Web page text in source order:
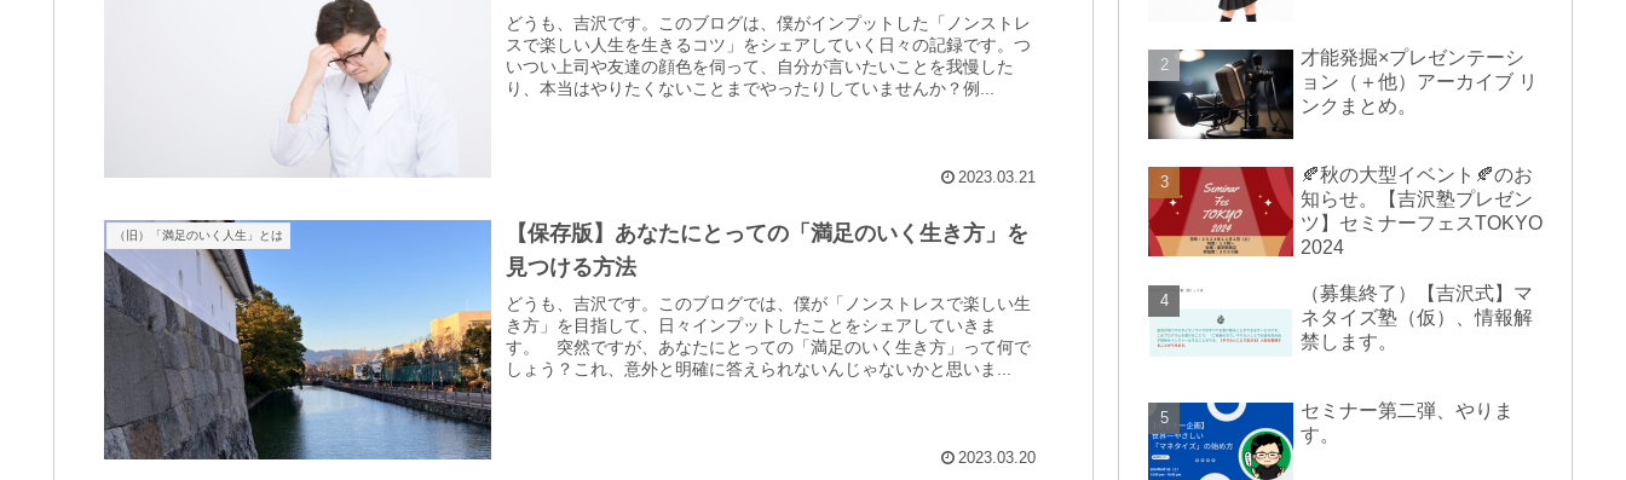
どうも、吉沢です。このブログは、僕がインプットした「ノンストレ
スで楽しい人生を生きるコツ」をシェアしていく日々の記録です。つ
いつい上司や友達の顔色を伺って、自分が言いたいことを我慢した
り、本当はやりたくないことまでやったりしていませんか？例...
2023.03.21
（旧）「満足のいく人生」とは
【保存版】あなたにとっての「満足のいく生き方」を
見つける方法
どうも、吉沢です。このブログでは、僕が「ノンストレスで楽しい生
き方」を目指して、日々インプットしたことをシェアしていきま
す。 突然ですが、あなたにとっての「満足のいく生き方」って何で
しょう？これ、意外と明確に答えられないんじゃないかと思いま...
2023.03.20
才能発掘×プレゼンテーシ
ョン（＋他）アーカイブ リ
ンクまとめ。
🍂秋の大型イベント🍂のお
知らせ。【吉沢塾プレゼン
ツ】セミナーフェスTOKYO
2024
（募集終了）【吉沢式】マ
ネタイズ塾（仮）、情報解
禁します。
セミナー第二弾、やりま
す。